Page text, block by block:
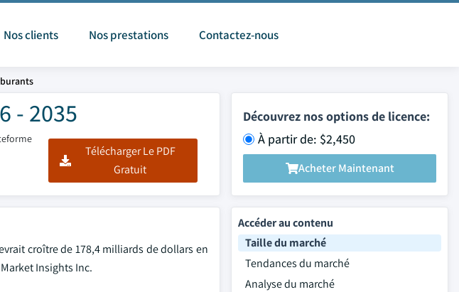
Nos clients Nos prestations Contactez-nous
- 2035
Télécharger Le PDF
Gratuit
Découvrez nos options de licence:
À partir de: $2,450
Acheter Maintenant
croître de 178,4 milliards de dollars en
Insights Inc.
Accéder au contenu
Taille du marché
Tendances du marché
Analyse du marché